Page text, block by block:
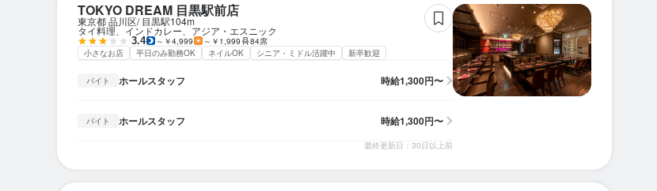
TOKYO DREAM 目黒駅前店
東京都 品川区 目黒駅104m
タイ料理、インドカレー、アジア・エスニック
3.4 ～￥4,999 ～￥1,999
84席
小さなお店
平日のみ勤務OK ネイルOK シニア・ミドル活躍中 新卒歓迎
バイト ホールスタッフ 時給1,300円〜
バイト ホールスタッフ 時給1,300円〜
最終更新日：30日以上前